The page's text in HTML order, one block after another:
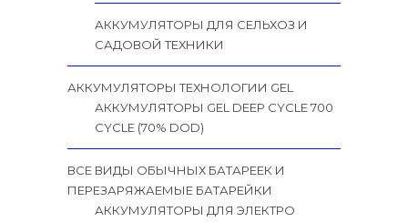
АККУМУЛЯТОРЫ ДЛЯ СЕЛЬХОЗ И
САДОВОЙ ТЕХНИКИ
АККУМУЛЯТОРЫ ТЕХНОЛОГИИ GEL
АККУМУЛЯТОРЫ GEL DEEP CYCLE 700
CYCLE (70% DOD)
ВСЕ ВИДЫ ОБЫЧНЫХ БАТАРЕЕК И
ПЕРЕЗАРЯЖАЕМЫЕ БАТАРЕЙКИ
АККУМУЛЯТОРЫ ДЛЯ ЭЛЕКТРО